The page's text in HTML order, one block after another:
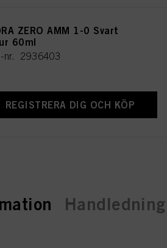
ZERO AMM 1-0 Svart
60ml
nr. 2936403
REGISTRERA DIG OCH KÖP